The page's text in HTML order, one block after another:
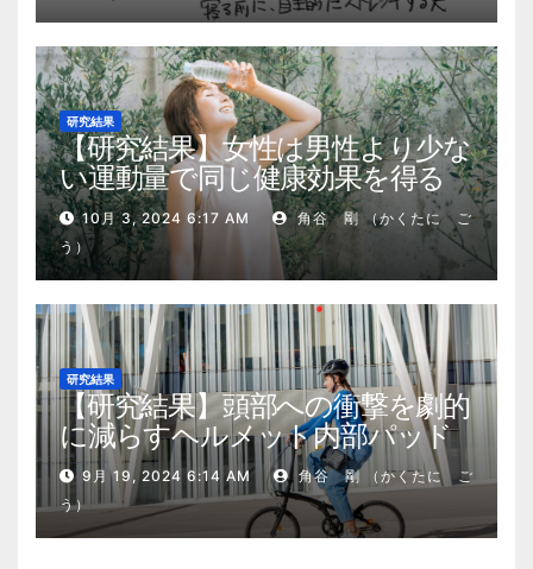
研究結果
【研究結果】女性は男性より少な
い運動量で同じ健康効果を得る
10月 3, 2024 6:17 AM
角谷 剛 （かくたに ご
う）
研究結果
【研究結果】頭部への衝撃を劇的
に減らすヘルメット内部パッド
9月 19, 2024 6:14 AM
角谷 剛 （かくたに ご
う）